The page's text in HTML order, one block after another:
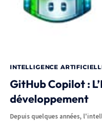
INTELLIGENCE
GitHub Copilot :
développement
Depuis quelques années,